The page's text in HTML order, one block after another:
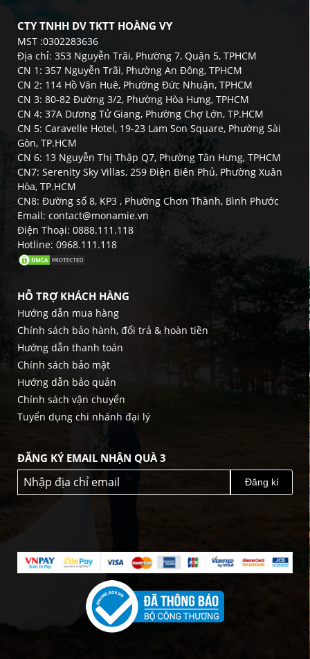
CTY TNHH DV TKTT HOÀNG VY
MST :0302283636
Địa chỉ: 353 Nguyễn Trãi, Phường 7, Quận 5, TPHCM
CN 1: 357 Nguyễn Trãi, Phường An Đông, TPHCM
CN 2: 114 Hồ Văn Huê, Phường Đức Nhuận, TPHCM
CN 3: 80-82 Đường 3/2, Phường Hòa Hưng, TPHCM
CN 4: 37A Dương Tử Giang, Phường Chợ Lớn, TP.HCM
CN 5: Caravelle Hotel, 19-23 Lam Son Square, Phường Sài
Gòn, TP.HCM
CN 6: 13 Nguyễn Thị Thập Q7, Phường Tân Hưng, TPHCM
CN7: Serenity Sky Villas, 259 Điện Biên Phủ, Phường Xuân
Hòa, TP.HCM
CN8: Đường số 8, KP3 , Phường Chơn Thành, Bình Phước
Email: contact@monamie.vn
Điện Thoại: 0888.111.118
Hotline: 0968.111.118
HỖ TRỢ KHÁCH HÀNG
Hướng dẫn mua hàng
Chính sách bảo hành, đổi trả & hoàn tiền
Hướng dẫn thanh toán
Chính sách bảo mật
Hướng dẫn bảo quản
Chính sách vận chuyển
Tuyển dụng chi nhánh đại lý
ĐĂNG KÝ EMAIL NHẬN QUÀ 3
Đăng kí